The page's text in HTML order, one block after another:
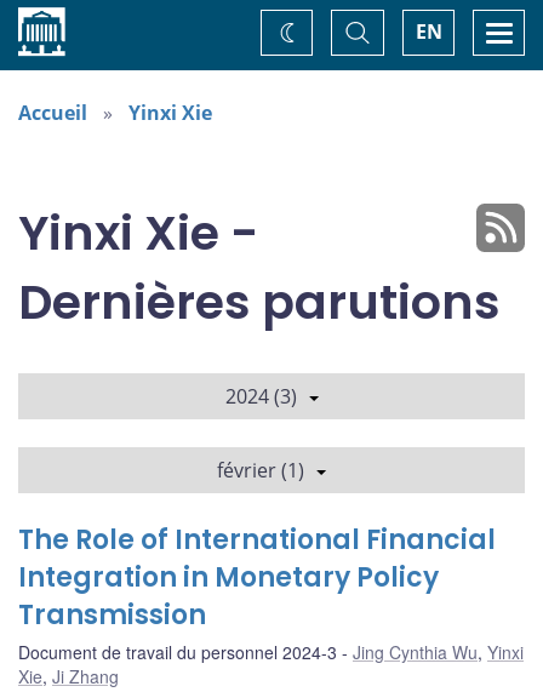
Accueil EN
Basculer
la
recherche
Changez
de
Accueil Yinxi Xie
Yinxi Xie -
Dernières parutions
2024 (3)
février (1)
The Role of International Financial
Integration in Monetary Policy
Transmission
Document de travail du personnel 2024-3 Jing Cynthia Wu, Yinxi
Xie, Ji Zhang